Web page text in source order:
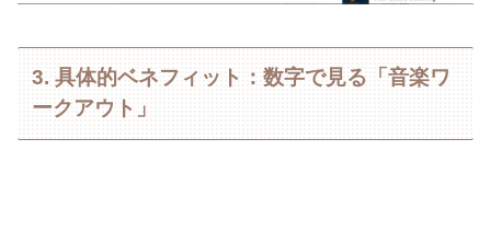
3. 具体的ベネフィット：数字で見る「音楽ワ
ークアウト」